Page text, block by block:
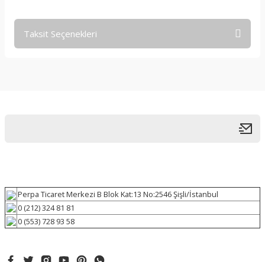
Taksit Seçenekleri
Perpa Ticaret Merkezi B Blok Kat:13 No:2546 Şişli/İstanbul
0 (212) 324 81 81
0 (553) 728 93 58